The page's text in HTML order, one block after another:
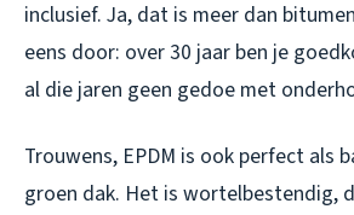
inclusief. Ja, dat is meer dan
eens door: over 30 jaar ben je
al die jaren geen gedoe met
Trouwens, EPDM is ook perfect als
groen dak. Het is wortelbestendig,